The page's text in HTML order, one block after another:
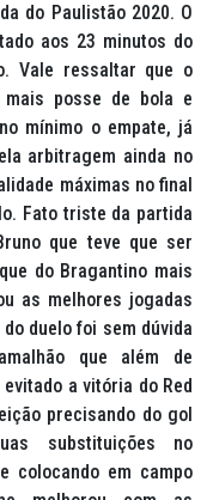
do Paulistão 2020. O
aos 23 minutos do
Vale ressaltar que o
posse de bola e
mínimo o empate, já
arbitragem ainda no
máximas no final
Fato triste da partida
que teve que ser
do Bragantino mais
as melhores jogadas
duelo foi sem dúvida
que além de
a vitória do Red
precisando do gol
substituições no
colocando em campo